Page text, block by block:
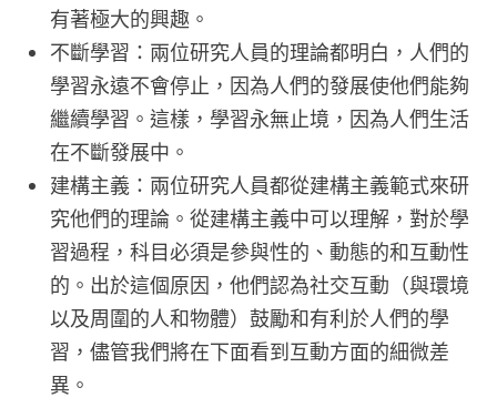
有著極大的興趣。
不斷學習：兩位研究人員的理論都明白，人們的
學習永遠不會停止，因為人們的發展使他們能夠
繼續學習。這樣，學習永無止境，因為人們生活
在不斷發展中。
建構主義：兩位研究人員都從建構主義範式來研
究他們的理論。從建構主義中可以理解，對於學
習過程，科目必須是參與性的、動態的和互動性
的。出於這個原因，他們認為社交互動（與環境
以及周圍的人和物體）鼓勵和有利於人們的學
習，儘管我們將在下面看到互動方面的細微差
異。